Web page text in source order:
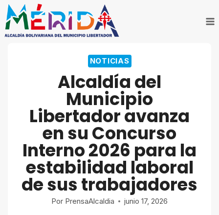
Saltar
contenido
NOTICIAS
Alcaldía del
Municipio
Libertador avanza
en su Concurso
Interno 2026 para la
estabilidad laboral
de sus trabajadores
Por PrensaAlcaldia junio 17, 2026